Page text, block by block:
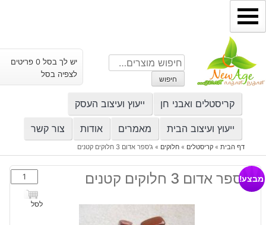
דילוג
לתוכן
חיפוש
עבור:
חיפוש
יש לך בסל 0 פריטים
לצפיה בסל
קריסטלים ואבני חן ייעוץ ועיצוב העסק
ייעוץ ועיצוב הבית מאמרים אודות צור קשר
דף הבית» קריסטלים » חלוקים » ג'ספר אדום 3 חלוקים קטנים
ג'ספר אדום 3 חלוקים קטנים
כמות
של
ג'ספר
לסל
מבצע!